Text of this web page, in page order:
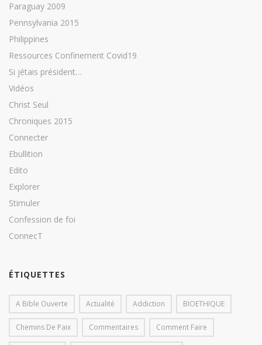
Paraguay 2009
Pennsylvania 2015
Philippines
Ressources Confinement Covid19
Si jétais président…
Vidéos
Christ Seul
Chroniques 2015
Connecter
Ebullition
Edito
Explorer
Stimuler
Confession de foi
ConnecT
ÉTIQUETTES
A Bible Ouverte Actualité Addiction BIOETHIQUE
Chemins De Paix Commentaires Comment Faire